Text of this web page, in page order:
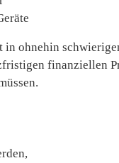
ohnehin
finanziellen